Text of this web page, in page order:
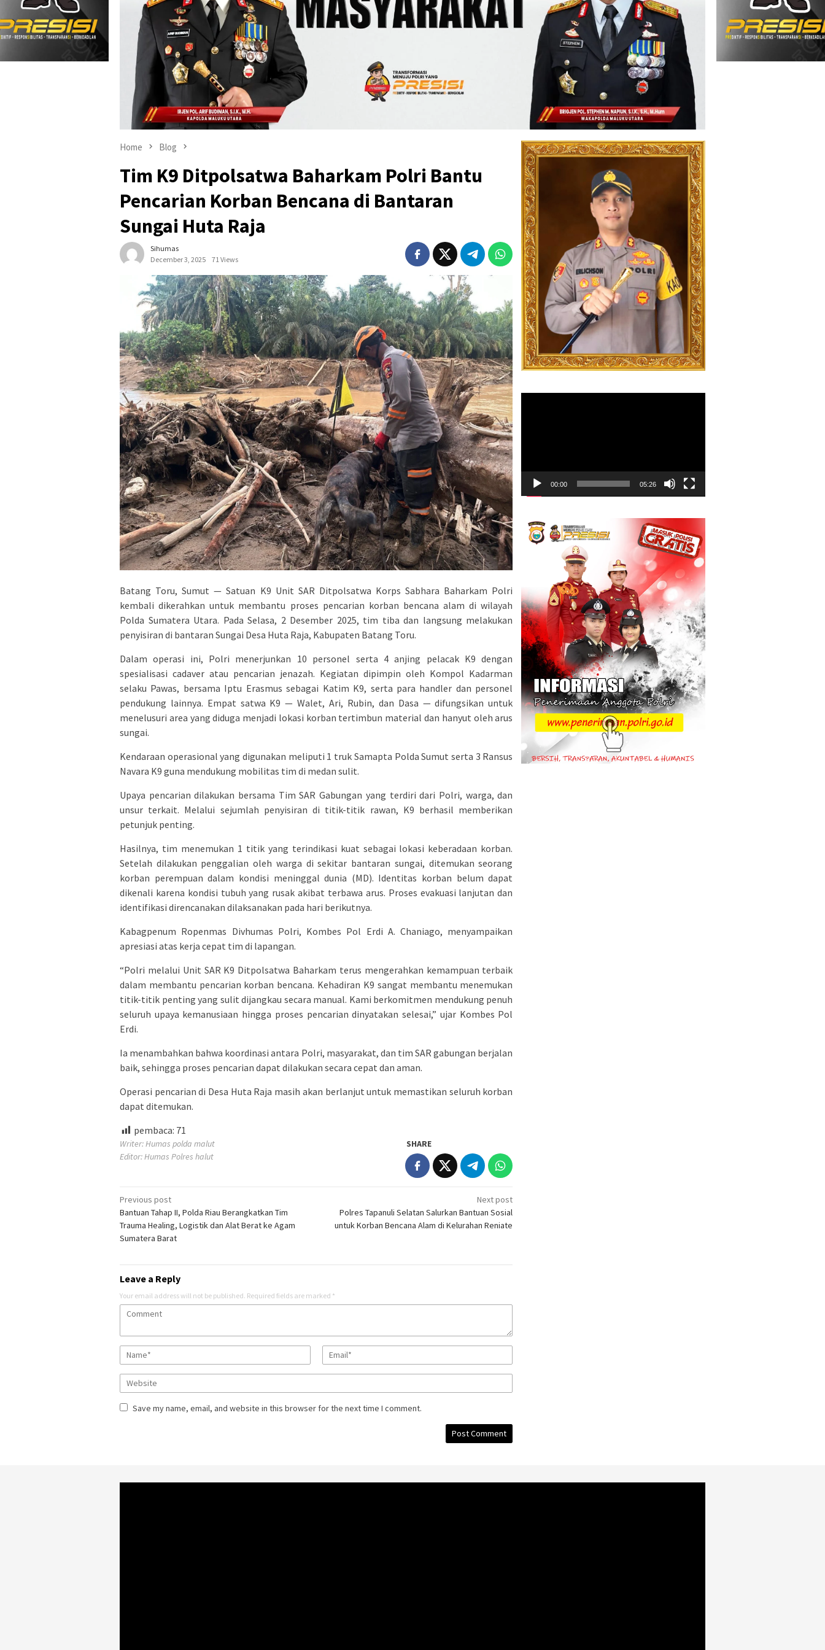
Home Blog
Tim K9 Ditpolsatwa Baharkam Polri Bantu
Pencarian Korban Bencana di Bantaran
Sungai Huta Raja
Sihumas
December 3, 2025
71 Views
Batang Toru, Sumut — Satuan K9 Unit SAR Ditpolsatwa Korps Sabhara Baharkam Polri
kembali dikerahkan untuk membantu proses pencarian korban bencana alam di wilayah
Polda Sumatera Utara. Pada Selasa, 2 Desember 2025, tim tiba dan langsung melakukan
penyisiran di bantaran Sungai Desa Huta Raja, Kabupaten Batang Toru.
Dalam operasi ini, Polri menerjunkan 10 personel serta 4 anjing pelacak K9 dengan
spesialisasi cadaver atau pencarian jenazah. Kegiatan dipimpin oleh Kompol Kadarman
selaku Pawas, bersama Iptu Erasmus sebagai Katim K9, serta para handler dan personel
pendukung lainnya. Empat satwa K9 — Walet, Ari, Rubin, dan Dasa — difungsikan untuk
menelusuri area yang diduga menjadi lokasi korban tertimbun material dan hanyut oleh arus
sungai.
Kendaraan operasional yang digunakan meliputi 1 truk Samapta Polda Sumut serta 3 Ransus
Navara K9 guna mendukung mobilitas tim di medan sulit.
Upaya pencarian dilakukan bersama Tim SAR Gabungan yang terdiri dari Polri, warga, dan
unsur terkait. Melalui sejumlah penyisiran di titik-titik rawan, K9 berhasil memberikan
petunjuk penting.
Hasilnya, tim menemukan 1 titik yang terindikasi kuat sebagai lokasi keberadaan korban.
Setelah dilakukan penggalian oleh warga di sekitar bantaran sungai, ditemukan seorang
korban perempuan dalam kondisi meninggal dunia (MD). Identitas korban belum dapat
dikenali karena kondisi tubuh yang rusak akibat terbawa arus. Proses evakuasi lanjutan dan
identifikasi direncanakan dilaksanakan pada hari berikutnya.
Kabagpenum Ropenmas Divhumas Polri, Kombes Pol Erdi A. Chaniago, menyampaikan
apresiasi atas kerja cepat tim di lapangan.
“Polri melalui Unit SAR K9 Ditpolsatwa Baharkam terus mengerahkan kemampuan terbaik
dalam membantu pencarian korban bencana. Kehadiran K9 sangat membantu menemukan
titik-titik penting yang sulit dijangkau secara manual. Kami berkomitmen mendukung penuh
seluruh upaya kemanusiaan hingga proses pencarian dinyatakan selesai,” ujar Kombes Pol
Erdi.
Ia menambahkan bahwa koordinasi antara Polri, masyarakat, dan tim SAR gabungan berjalan
baik, sehingga proses pencarian dapat dilakukan secara cepat dan aman.
Operasi pencarian di Desa Huta Raja masih akan berlanjut untuk memastikan seluruh korban
dapat ditemukan.
pembaca: 71
Writer: Humas polda malut
Editor: Humas Polres halut
SHARE
Post
navigation
Previous post
Bantuan Tahap II, Polda Riau Berangkatkan Tim
Trauma Healing, Logistik dan Alat Berat ke Agam
Sumatera Barat
Next post
Polres Tapanuli Selatan Salurkan Bantuan Sosial
untuk Korban Bencana Alam di Kelurahan Reniate
Leave a Reply
Your email address will not be published. Required fields are marked *
Save my name, email, and website in this browser for the next time I comment.
00:00 05:26